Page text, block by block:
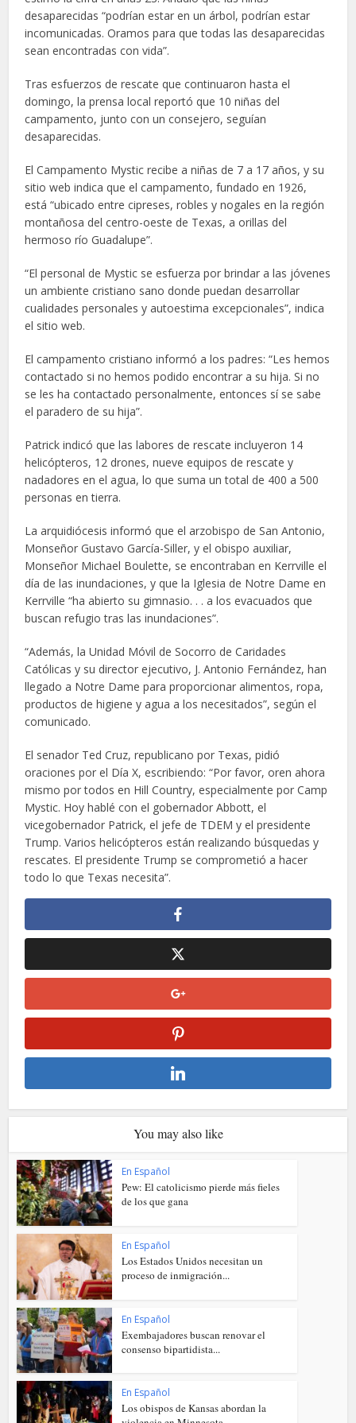
desaparecidas “podrían estar en un árbol, podrían estar
incomunicadas. Oramos para que todas las desaparecidas
sean encontradas con vida”.
Tras esfuerzos de rescate que continuaron hasta el
domingo, la prensa local reportó que 10 niñas del
campamento, junto con un consejero, seguían
desaparecidas.
El Campamento Mystic recibe a niñas de 7 a 17 años, y su
sitio web indica que el campamento, fundado en 1926,
está “ubicado entre cipreses, robles y nogales en la región
montañosa del centro-oeste de Texas, a orillas del
hermoso río Guadalupe”.
“El personal de Mystic se esfuerza por brindar a las jóvenes
un ambiente cristiano sano donde puedan desarrollar
cualidades personales y autoestima excepcionales”, indica
el sitio web.
El campamento cristiano informó a los padres: “Les hemos
contactado si no hemos podido encontrar a su hija. Si no
se les ha contactado personalmente, entonces sí se sabe
el paradero de su hija”.
Patrick indicó que las labores de rescate incluyeron 14
helicópteros, 12 drones, nueve equipos de rescate y
nadadores en el agua, lo que suma un total de 400 a 500
personas en tierra.
La arquidiócesis informó que el arzobispo de San Antonio,
Monseñor Gustavo García-Siller, y el obispo auxiliar,
Monseñor Michael Boulette, se encontraban en Kerrville el
día de las inundaciones, y que la Iglesia de Notre Dame en
Kerrville “ha abierto su gimnasio. . . a los evacuados que
buscan refugio tras las inundaciones”.
“Además, la Unidad Móvil de Socorro de Caridades
Católicas y su director ejecutivo, J. Antonio Fernández, han
llegado a Notre Dame para proporcionar alimentos, ropa,
productos de higiene y agua a los necesitados”, según el
comunicado.
El senador Ted Cruz, republicano por Texas, pidió
oraciones por el Día X, escribiendo: “Por favor, oren ahora
mismo por todos en Hill Country, especialmente por Camp
Mystic. Hoy hablé con el gobernador Abbott, el
vicegobernador Patrick, el jefe de TDEM y el presidente
Trump. Varios helicópteros están realizando búsquedas y
rescates. El presidente Trump se comprometió a hacer
todo lo que Texas necesita”.
You may also like
En Español
Pew: El catolicismo pierde más fieles
de los que gana
En Español
Los Estados Unidos necesitan un
proceso de inmigración...
En Español
Exembajadores buscan renovar el
consenso bipartidista...
En Español
Los obispos de Kansas abordan la